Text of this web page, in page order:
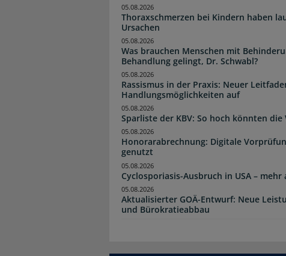
Thoraxschmerzen bei Kindern haben
Ursachen
05.08.2026
Was brauchen Menschen mit
Behandlung gelingt, Dr. Schwabl?
05.08.2026
Rassismus in der Praxis: Neuer
Handlungsmöglichkeiten auf
05.08.2026
Sparliste der KBV: So hoch könnten
05.08.2026
Honorarabrechnung: Digitale
genutzt
05.08.2026
Cyclosporiasis-Ausbruch in USA –
05.08.2026
Aktualisierter GOÄ-Entwurf: Neue
und Bürokratieabbau
05.08.2026